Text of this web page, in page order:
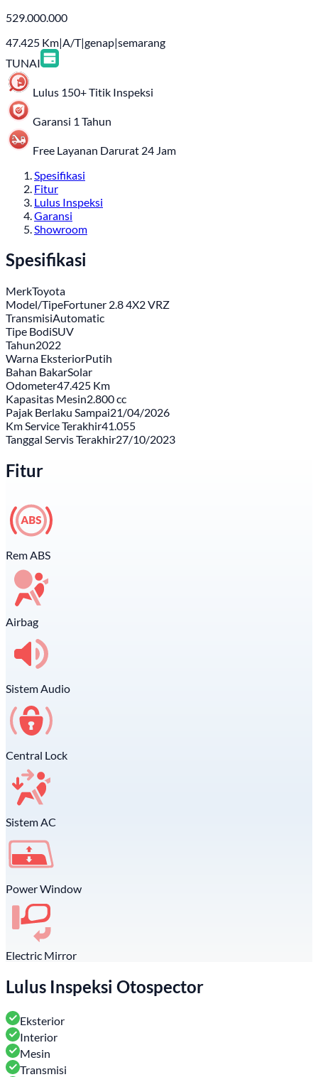
529.000.000
47.425 Km|A/T|genap|semarang
TUNAI
Lulus 150+ Titik Inspeksi
Garansi 1 Tahun
Free Layanan Darurat 24 Jam
Spesifikasi
Fitur
Lulus Inspeksi
Garansi
Showroom
Spesifikasi
MerkToyota
Model/TipeFortuner 2.8 4X2 VRZ
TransmisiAutomatic
Tipe BodiSUV
Tahun2022
Warna EksteriorPutih
Bahan BakarSolar
Odometer47.425 Km
Kapasitas Mesin2.800 cc
Pajak Berlaku Sampai21/04/2026
Km Service Terakhir41.055
Tanggal Servis Terakhir27/10/2023
Fitur
Rem ABS
Airbag
Sistem Audio
Central Lock
Sistem AC
Power Window
Electric Mirror
Lulus Inspeksi Otospector
Eksterior
Interior
Mesin
Transmisi